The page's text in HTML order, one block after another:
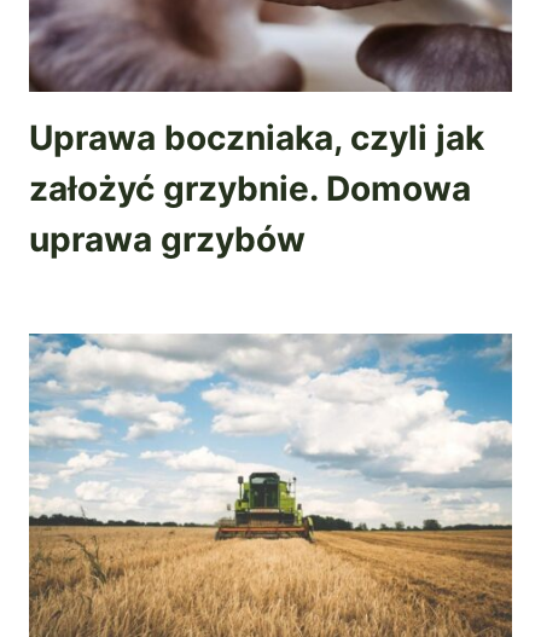
Uprawa boczniaka, czyli jak
założyć grzybnie. Domowa
uprawa grzybów